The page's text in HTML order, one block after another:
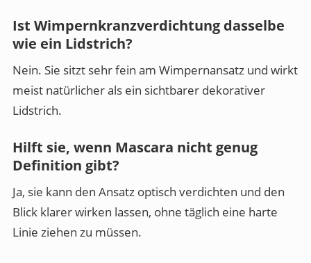
Ist Wimpernkranzverdichtung dasselbe
wie ein Lidstrich?
Nein. Sie sitzt sehr fein am Wimpernansatz und wirkt
meist natürlicher als ein sichtbarer dekorativer
Lidstrich.
Hilft sie, wenn Mascara nicht genug
Definition gibt?
Ja, sie kann den Ansatz optisch verdichten und den
Blick klarer wirken lassen, ohne täglich eine harte
Linie ziehen zu müssen.